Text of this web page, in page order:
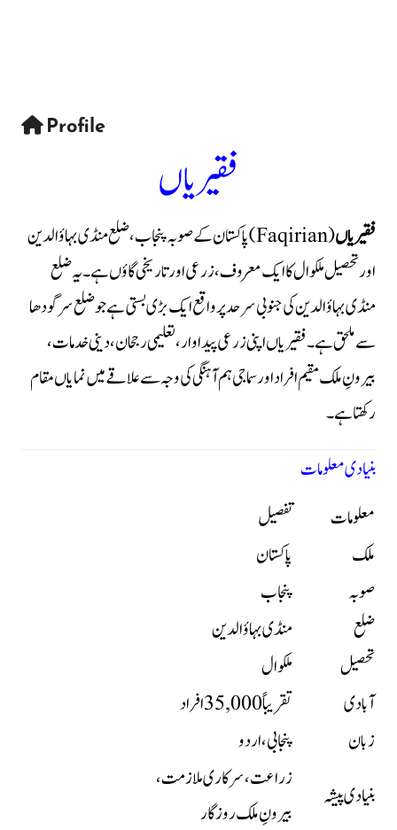
Profile
فقیریاں
فقیریاں
(Faqirian) پاکستان کے صوبہ پنجاب، ضلع منڈی بہاؤالدین
اور تحصیل ملکوال کا ایک معروف، زرعی اور تاریخی گاؤں ہے۔ یہ ضلع
منڈی بہاؤالدین کی جنوبی سرحد پر واقع ایک بڑی بستی ہے جو ضلع سرگودھا
سے ملحق ہے۔ فقیریاں اپنی زرعی پیداوار، تعلیمی رجحان، دینی خدمات،
بیرونِ ملک مقیم افراد اور سماجی ہم آہنگی کی وجہ سے علاقے میں نمایاں مقام
رکھتا ہے۔
بنیادی معلومات
معلومات
تفصیل
ملک
پاکستان
صوبہ
پنجاب
ضلع
منڈی بہاؤالدین
تحصیل
ملکوال
آبادی
تقریباً 35,000 افراد
زبان
پنجابی، اردو
بنیادی پیشہ
زراعت، سرکاری ملازمت،
بیرونِ ملک روزگار